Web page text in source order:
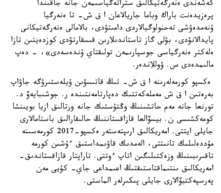
كەشەندى ەنەرگەتيكالىق ستراتەگياسىمەن جانە جاقىندا
پرەزيدەنت باراك وباما جاريالاعان ا ق ش- تا ەنەرگيا
ۇنەمدەۋشى تەحنولوگيالاردى دامىتۋدى، بالامالى ەنەرگەتيكانى
پايدالانۋدى، بۋلى گاز تاستاندىلارىن قىسقارتۋدى كوزدەيتىن تازا
ەلەكتر ەنەرگياسى جوسپارىمەن تولىقتاي ۇندەسەدى»، - دەپ
مالىمدەدى س. ۋوللاندەر.
ەكسپو كورمەلەرىنە ا ق ش- تىڭ قاتىسۋىن ۇيلەستىرۋگە جاۋاپ
بەرەتىن ا ق ش مەملەكەتتىك دەپارتامەنتىندە ر. جوشىبايەۆ د.
تورنعا جانە مەم حاتشىنىڭ وڭتۇستىك جانە ورتالىق ازيا بويىنشا
كومەكشىسى ن. بيسۆالعا قازاقستاننىڭ حالىقارالىق باستامالارى
جايلى ايتتى. امەريكالىق ارىپتەستەر ەكسپو-2017 كورمەسىنە
مۇددەلىلىك تانىتتى، الەمدىك قاۋىمداستىق ءۇشىن كورمە
تاقىرىبىنىڭ وزەكتىلىگىن اتاپ ءوتتى. تاراپتار قازاقستاندىق-
امەريكالىق ىنتىماقتاستىقتىڭ اعىمداعى جاي- كۇيى مەن
پەرسپەكتيۆالارى جايلى پىكىرلەر الماستى.